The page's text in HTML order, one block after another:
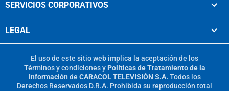
SERVICIOS CORPORATIVOS
LEGAL
El uso de este sitio web implica la aceptación de los
Términos y condicionesy Políticas de Tratamiento de la
Información de CARACOL TELEVISIÓN S.A. Todos los
Derechos Reservados D.R.A. Prohibida su reproducción total